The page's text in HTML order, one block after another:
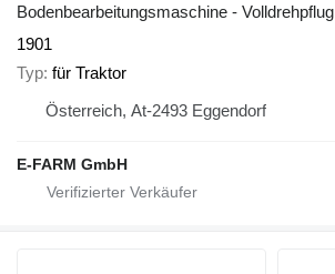
Bodenbearbeitungsmaschine - Volldrehpflug
1901
Typ für Traktor
Österreich, At-2493 Eggendorf
E-FARM GmbH